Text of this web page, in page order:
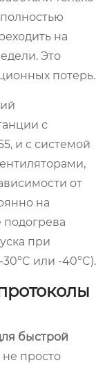
на
Это
потерь.
с
и с системой
от
на
при
или -40°C).
быстрой
просто